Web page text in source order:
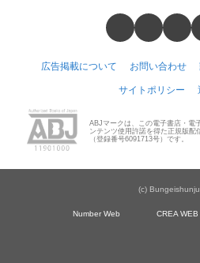
広告掲載について お問い合わせ
サイトポリシー
ABJマークは、この電子書店・電
ンテンツ使用許諾を得た正規版配
（登録番号6091713号）です。
(c) Bungeishunju
Number Web CREA WEB